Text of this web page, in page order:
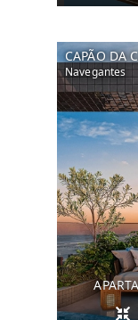
CAPÃO DA
Navegantes